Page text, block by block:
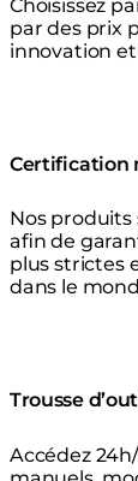
Choisissez
par des prix
innovation
Certification
Nos
afin de
plus strictes
dans le
Trousse
Accédez